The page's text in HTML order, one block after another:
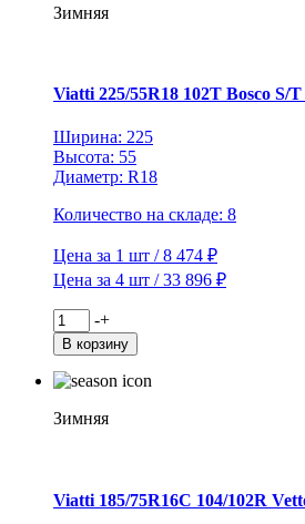
Vettore
TL
Зимняя
Viatti 225/55R18 102T Bosco S/
Ширина: 225
Высота: 55
Диаметр: R18
Количество на складе: 8
Цена за 1 шт / 8 474 ₽
Цена за 4 шт / 33 896 ₽
Количество
товара
Viatti
225/55R18
Bosco
TL
-+
В корзину
Зимняя
Viatti 185/75R16C 104/102R